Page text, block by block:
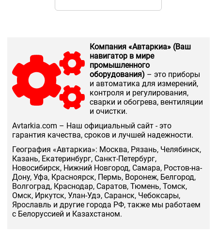
Компания «Автаркиа» (Ваш
навигатор в мире
промышленного
оборудования) – это приборы
и автоматика для измерений,
контроля и регулирования,
сварки и обогрева, вентиляции
и очистки.
Аvtarkia.com – Наш официальный сайт - это
гарантия качества, сроков и лучшей надежности.
География «Автаркиа»: Москва, Рязань, Челябинск,
Казань, Екатеринбург, Санкт-Петербург,
Новосибирск, Нижний Новгород, Самара, Ростов-на-
Дону, Уфа, Красноярск, Пермь, Воронеж, Белгород,
Волгоград, Краснодар, Саратов, Тюмень, Томск,
Омск, Иркутск, Улан-Удэ, Саранск, Чебоксары,
Ярославль и другие города РФ, также мы работаем
с Белоруссией и Казахстаном.